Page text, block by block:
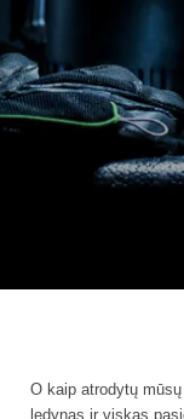
O kaip atrodytų
ledynas ir viskas